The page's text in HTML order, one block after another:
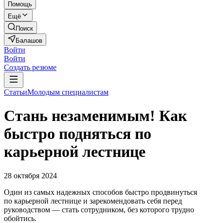
Помощь
Ещё
Поиск
Балашов
Войти
Войти
Создать резюме
СтатьиМолодым специалистам
Стань незаменимым! Как
быстро подняться по
карьерной лестнице
28 октября 2024
Один из самых надежных способов быстро продвинуться
по карьерной лестнице и зарекомендовать себя перед
руководством — стать сотрудником, без которого трудно
обойтись.